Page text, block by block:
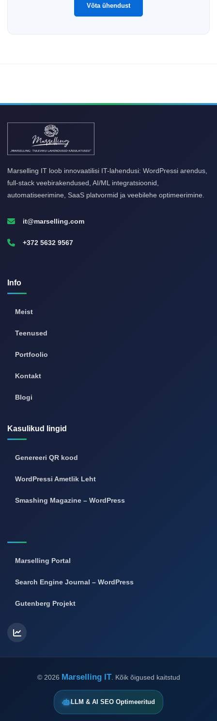
Võta ühendust
Marselling IT loob innovaatilisi IT-lahendusi: WordPressi arendus,
full-stack veebirakendused, AI/ML integratsioonid,
automatiseerimine, SaaS platvormid ja veebilehe optimeerimine.
it@marselling.com
+372 5632 9567
Info
Meist
Teenused
Portfoolio
Kontakt
Blogi
Kasulikud lingid
Genereeri QR kood
WordPressi Ametlik Leht
Smashing Magazine – WordPress
Marselling Portal
Search Engine Journal – WordPress
Gutenberg Projekt
© 2026 Marselling IT. Kõik õigused kaitstud
LLM & AI SEO Optimeeritud